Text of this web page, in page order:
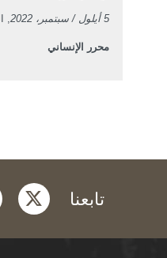
5 أيلول / سبتمبر، 2022 ,
محرر الإنساني
تابعنا twitter